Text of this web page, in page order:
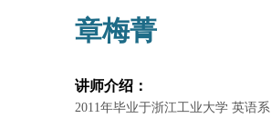
章梅菁
讲师介绍：
2011年毕业于浙江工业大学 英语系